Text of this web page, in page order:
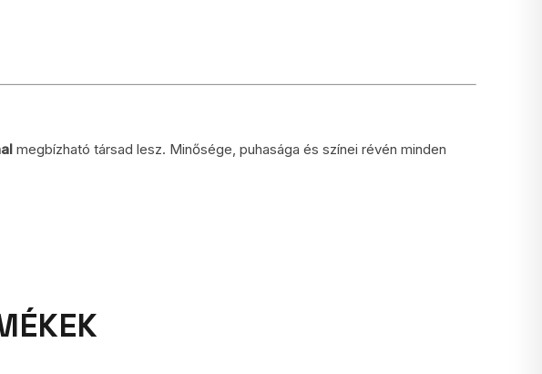
megbízható társad lesz. Minősége, puhasága és színei révén minden